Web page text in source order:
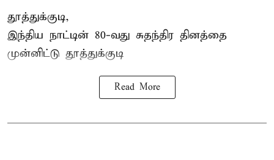
தூத்துக்குடி,
இந்திய நாட்டின் 80-வது சுதந்திர தினத்தை
முன்னிட்டு தூத்துக்குடி
Read More